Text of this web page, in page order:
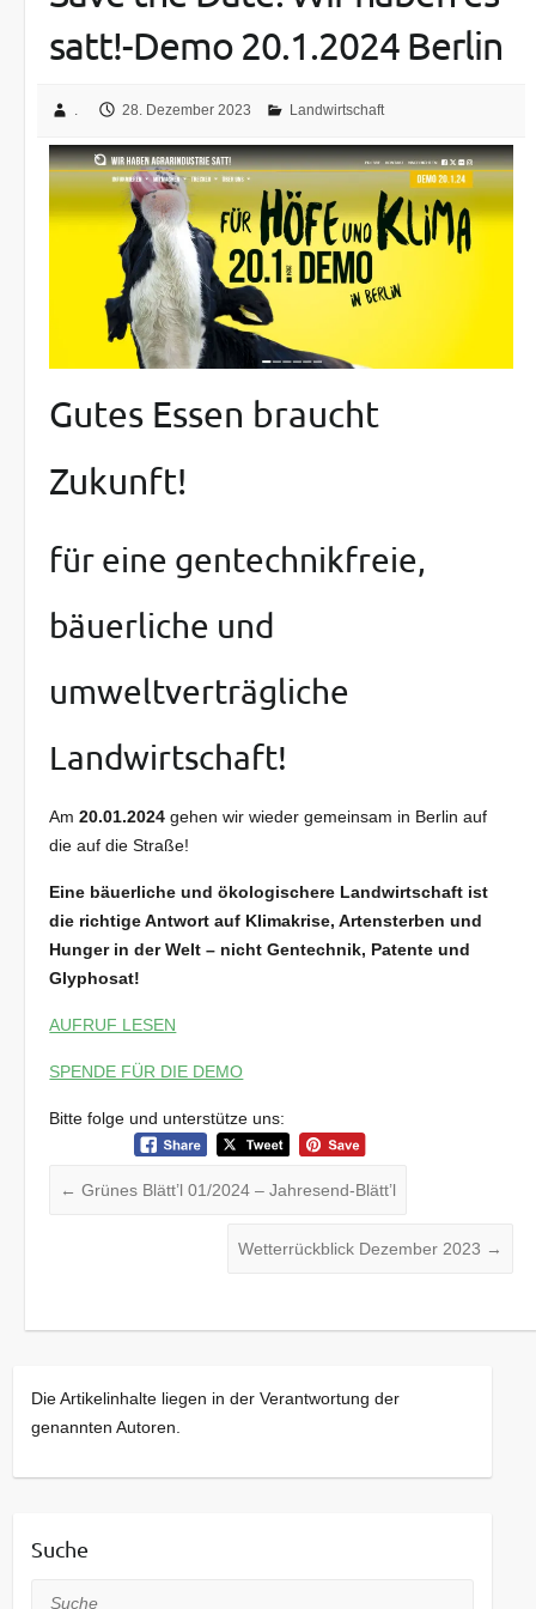
satt!-Demo 20.1.2024 Berlin
. 28. Dezember 2023 Landwirtschaft
Gutes Essen braucht
Zukunft!
für eine gentechnikfreie,
bäuerliche und
umweltverträgliche
Landwirtschaft!
Am 20.01.2024 gehen wir wieder gemeinsam in Berlin auf
die auf die Straße!
Eine bäuerliche und ökologischere Landwirtschaft ist
die richtige Antwort auf Klimakrise, Artensterben und
Hunger in der Welt – nicht Gentechnik, Patente und
Glyphosat!
AUFRUF LESEN
SPENDE FÜR DIE DEMO
Bitte folge und unterstütze uns:
← Grünes Blätt’l 01/2024 – Jahresend-Blätt’l
Wetterrückblick Dezember 2023 →
Die Artikelinhalte liegen in der Verantwortung der
genannten Autoren.
Suche
Suche